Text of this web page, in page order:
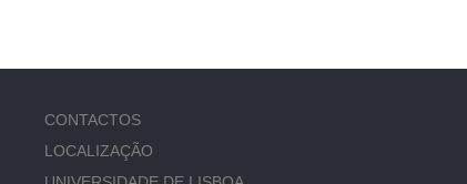
CONTACTOS
LOCALIZAÇÃO